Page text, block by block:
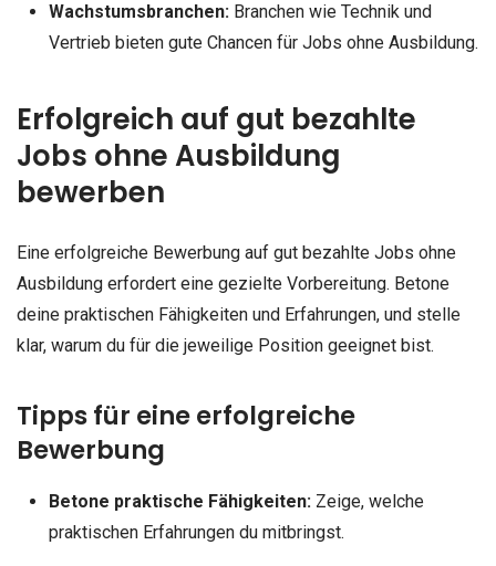
Wachstumsbranchen:Branchen wie Technik und
Vertrieb bieten gute Chancen für Jobs ohne Ausbildung.
Erfolgreich auf gut bezahlte
Jobs ohne Ausbildung
bewerben
Eine erfolgreiche Bewerbung auf gut bezahlte Jobs ohne
Ausbildung erfordert eine gezielte Vorbereitung. Betone
deine praktischen Fähigkeiten und Erfahrungen, und stelle
klar, warum du für die jeweilige Position geeignet bist.
Tipps für eine erfolgreiche
Bewerbung
Betone praktische Fähigkeiten:Zeige, welche
praktischen Erfahrungen du mitbringst.